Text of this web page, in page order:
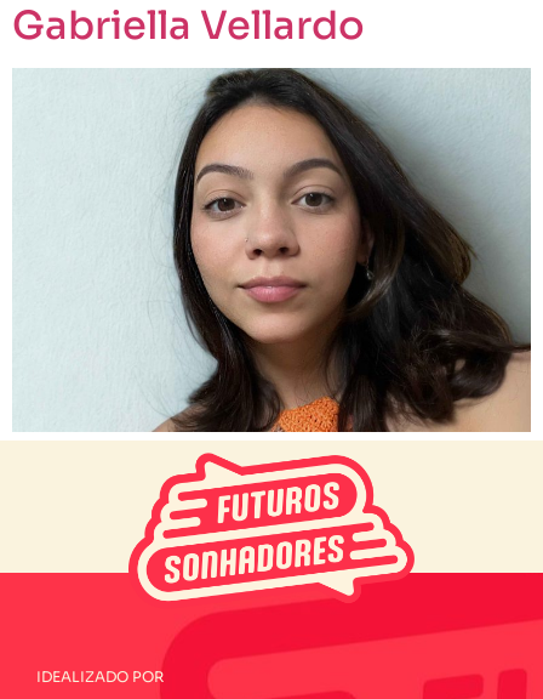
Gabriella Vellardo
IDEALIZADO POR